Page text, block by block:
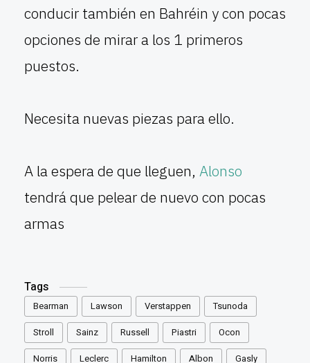
conducir también en Bahréin y con pocas
opciones de mirar a los 1 primeros
puestos.
Necesita nuevas piezas para ello.
A la espera de que lleguen, Alonso
tendrá que pelear de nuevo con pocas
armas
Tags
Bearman Lawson Verstappen
Tsunoda
Stroll
Sainz Russell Piastri
Ocon
Norris
Leclerc Hamilton Albon Gasly